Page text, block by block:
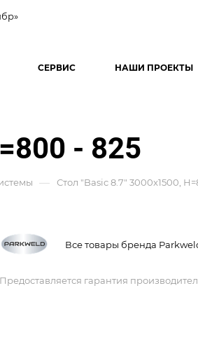
СЕРВИС НАШИ ПРОЕКТЫ
- 825
— Стол "Basic 8.7" 3000x1500,
Все товары бренда
Предоставляется гарантия